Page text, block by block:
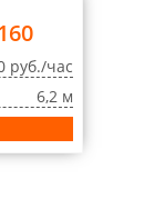
руб./час
6,2 м